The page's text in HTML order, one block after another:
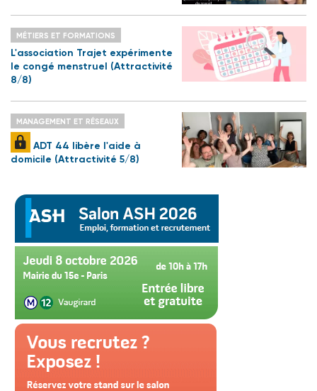
MÉTIERS ET FORMATIONS
L'association Trajet expérimente
le congé menstruel (Attractivité
8/8)
MANAGEMENT ET RÉSEAUX
ADT 44 libère l'aide à
domicile (Attractivité 5/8)